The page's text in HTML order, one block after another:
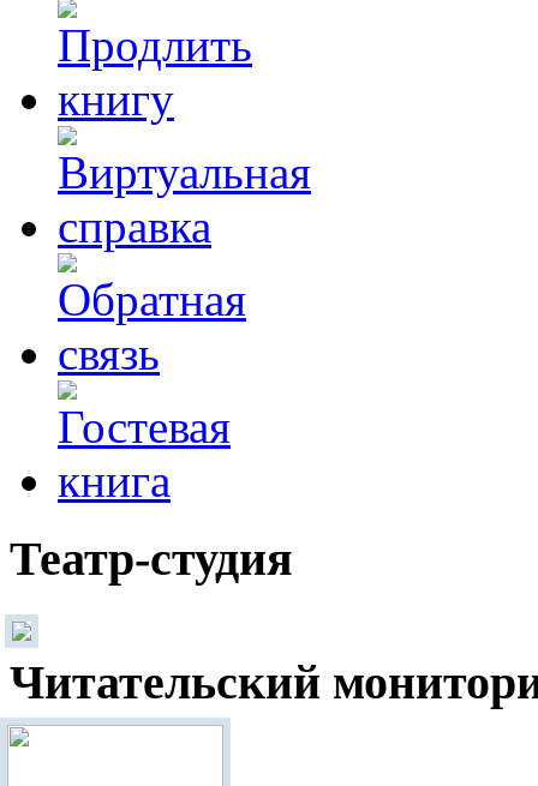
Театр-студия
Читательский